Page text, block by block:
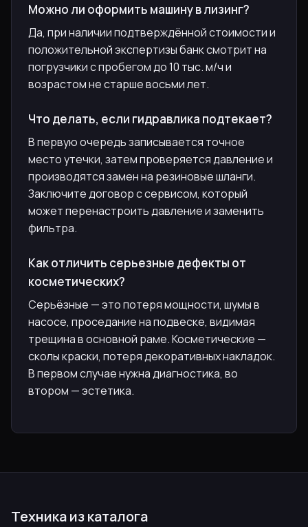
Можно ли оформить машину в лизинг?
Да, при наличии подтверждённой стоимости и
положительной экспертизы банк смотрит на
погрузчики с пробегом до 10 тыс. м/ч и
возрастом не старше восьми лет.
Что делать, если гидравлика подтекает?
В первую очередь записывается точное
место утечки, затем проверяется давление и
производятся замен на резиновые шланги.
Заключите договор с сервисом, который
может перенастроить давление и заменить
фильтра.
Как отличить серьезные дефекты от
косметических?
Серьёзные — это потеря мощности, шумы в
насосе, проседание на подвеске, видимая
трещина в основной раме. Косметические —
сколы краски, потеря декоративных накладок.
В первом случае нужна диагностика, во
втором — эстетика.
Техника из каталога